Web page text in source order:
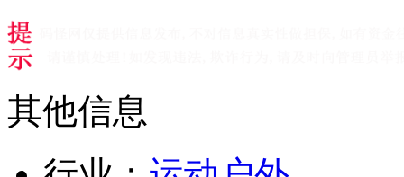
其他信息